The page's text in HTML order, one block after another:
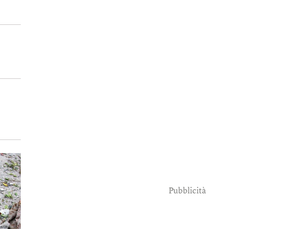
Pubblicità